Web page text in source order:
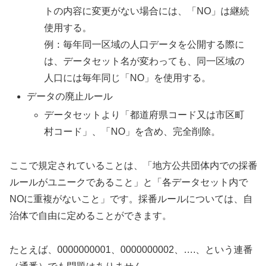
トの内容に変更がない場合には、「NO」は継続
使用する。
例：毎年同一区域の人口データを公開する際に
は、データセット名が変わっても、同一区域の
人口には毎年同じ「NO」を使用する。
データの廃止ルール
データセットより「都道府県コード又は市区町
村コード」、「NO」を含め、完全削除。
ここで規定されていることは、「地方公共団体内での採番
ルールがユニークであること」と「各データセット内で
NOに重複がないこと」です。採番ルールについては、自
治体で自由に定めることができます。
たとえば、0000000001、0000000002、….、という連番